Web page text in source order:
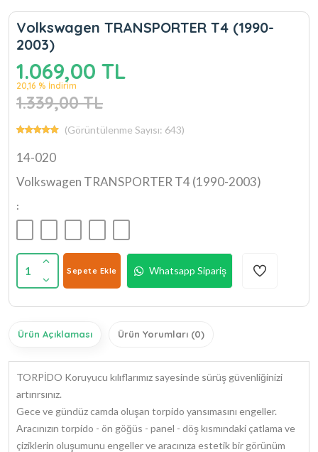
Volkswagen TRANSPORTER T4 (1990-
2003)
1.069,00 TL
20,16 % İndirim
1.339,00 TL
(Görüntülenme Sayısı: 643)
14-020
Volkswagen TRANSPORTER T4 (1990-2003)
:
1 Sepete Ekle Whatsapp Sipariş
Ürün Açıklaması Ürün Yorumları (0)
TORPİDO Koruyucu kılıflarımız sayesinde sürüş güvenliğinizi
artırırsınız.
Gece ve gündüz camda oluşan torpido yansımasını engeller.
Aracınızın torpido - ön göğüs - panel - döş kısmındaki çatlama ve
çiziklerin oluşumunu engeller ve aracınıza estetik bir görünüm